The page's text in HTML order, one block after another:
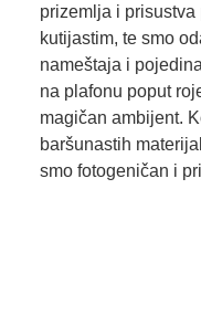
prizemlja i
kutijastim, te smo
nameštaja i
na plafonu poput
magičan ambijent.
baršunastih
smo fotogeničan i